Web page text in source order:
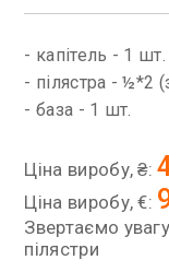
- капітель - 1 шт.
- пілястра - ½*2
- база - 1 шт.
Ціна виробу, ₴:
Ціна виробу, €:
Звертаємо
пілястри